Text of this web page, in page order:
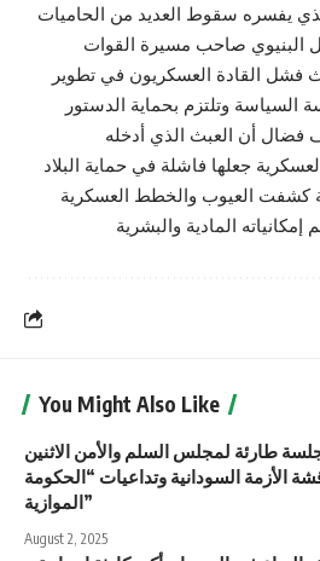
الذي يفسره سقوط العديد من الحاميات
البنيوي صاحب مسيرة القوات
فشل القادة العسكريون في تطوير
وتلتزم بحماية الدستور
فضال أن العبث الذي أدخله
جعلها فاشلة في حماية البلاد
كشفت العيوب والخطط العسكرية
You Might Also Like
طارئة لمجلس السلم والأمن الاثنين
الأزمة السودانية وتداعيات “الحكومة
الموازية”
August 2, 2025